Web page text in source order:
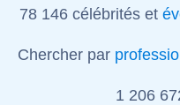
78 146 célébrités et
Chercher par
1 206